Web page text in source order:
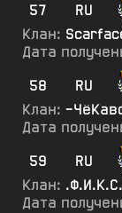
57
RU
Клан:
Дата
58
RU
Клан: -
Дата
59
RU
Клан:
Дата